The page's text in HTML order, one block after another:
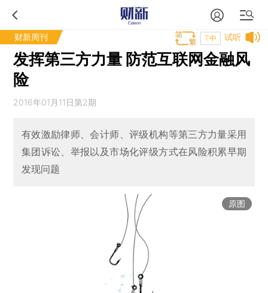
财新周刊 试听
T中
发挥第三方力量 防范互联网金融风
险
2016年01月11日第2期
有效激励律师、会计师、评级机构等第三方力量采用
集团诉讼、举报以及市场化评级方式在风险积累早期
发现问题
原图